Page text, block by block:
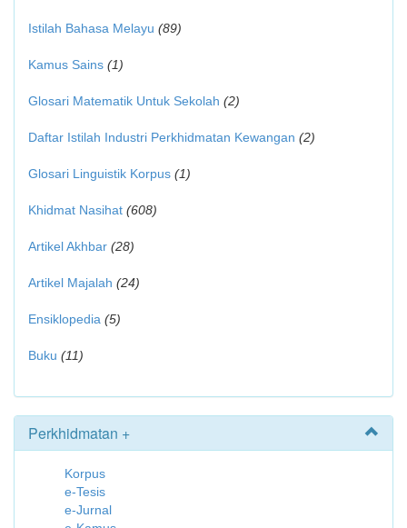
Istilah Bahasa Melayu (89)
Kamus Sains (1)
Glosari Matematik Untuk Sekolah (2)
Daftar Istilah Industri Perkhidmatan Kewangan (2)
Glosari Linguistik Korpus (1)
Khidmat Nasihat (608)
Artikel Akhbar (28)
Artikel Majalah (24)
Ensiklopedia (5)
Buku (11)
Perkhidmatan +
Korpus
e-Tesis
e-Jurnal